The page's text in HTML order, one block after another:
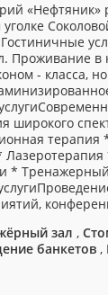
«Нефтяник»
Проживание в
- класса,
широкого
*
зал ,
банкетов ,